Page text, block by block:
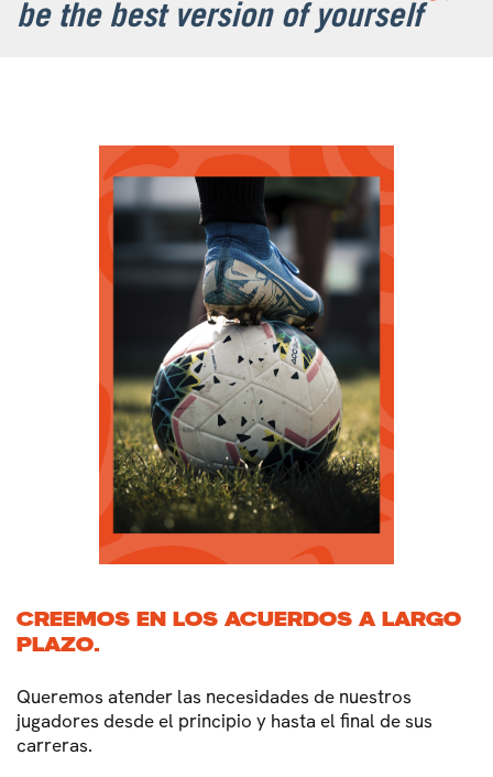
be the best version of yourself
CREEMOS EN LOS ACUERDOS A LARGO
PLAZO.
Queremos atender las necesidades de nuestros
jugadores desde el principio y hasta el final de sus
carreras.